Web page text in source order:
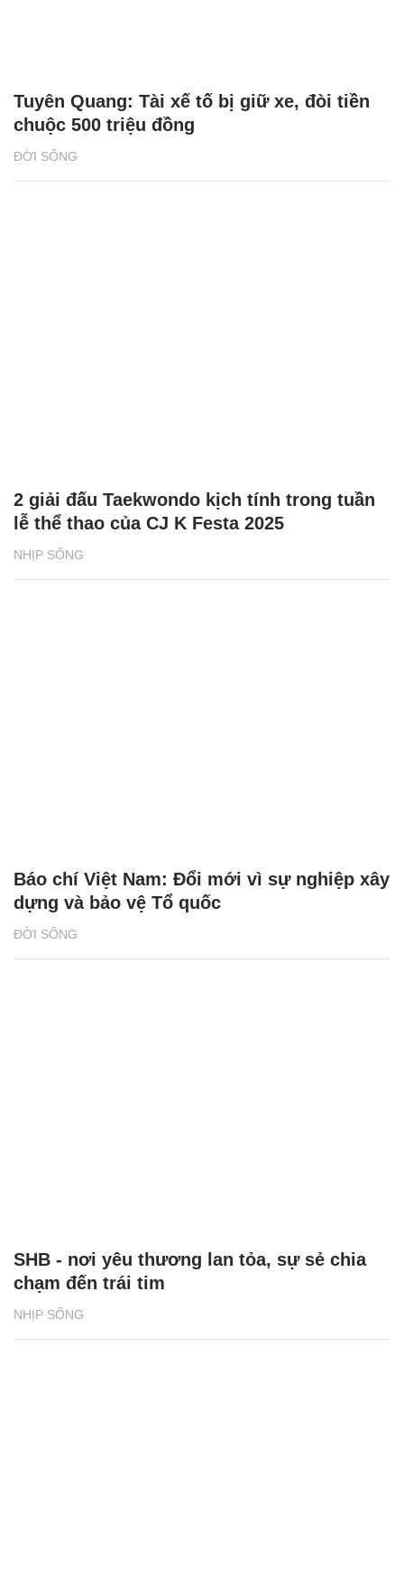
ĐỜI SỐNG
Tuyên Quang: Tài xế tố bị giữ xe, đòi tiền
chuộc 500 triệu đồng
NHỊP SỐNG
2 giải đấu Taekwondo kịch tính trong tuần
lễ thể thao của CJ K Festa 2025
ĐỜI SỐNG
Báo chí Việt Nam: Đổi mới vì sự nghiệp xây
dựng và bảo vệ Tổ quốc
NHỊP SỐNG
SHB - nơi yêu thương lan tỏa, sự sẻ chia
chạm đến trái tim